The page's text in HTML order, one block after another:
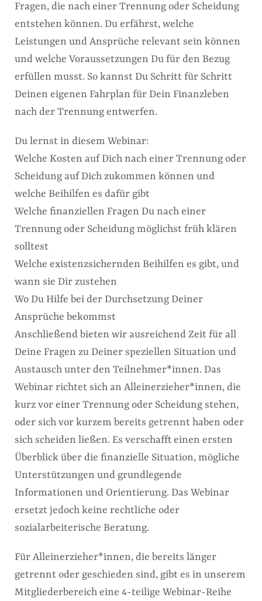
Fragen, die nach einer Trennung oder Scheidung
entstehen können. Du erfährst, welche
Leistungen und Ansprüche relevant sein können
und welche Voraussetzungen Du für den Bezug
erfüllen musst. So kannst Du Schritt für Schritt
Deinen eigenen Fahrplan für Dein Finanzleben
nach der Trennung entwerfen.
Du lernst in diesem Webinar:
Welche Kosten auf Dich nach einer Trennung oder
Scheidung auf Dich zukommen können und
welche Beihilfen es dafür gibt
Welche finanziellen Fragen Du nach einer
Trennung oder Scheidung möglichst früh klären
solltest
Welche existenzsichernden Beihilfen es gibt, und
wann sie Dir zustehen
Wo Du Hilfe bei der Durchsetzung Deiner
Ansprüche bekommst
Anschließend bieten wir ausreichend Zeit für all
Deine Fragen zu Deiner speziellen Situation und
Austausch unter den Teilnehmer*innen. Das
Webinar richtet sich an Alleinerzieher*innen, die
kurz vor einer Trennung oder Scheidung stehen,
oder sich vor kurzem bereits getrennt haben oder
sich scheiden ließen. Es verschafft einen ersten
Überblick über die finanzielle Situation, mögliche
Unterstützungen und grundlegende
Informationen und Orientierung. Das Webinar
ersetzt jedoch keine rechtliche oder
sozialarbeiterische Beratung.
Für Alleinerzieher*innen, die bereits länger
getrennt oder geschieden sind, gibt es in unserem
Mitgliederbereich eine 4-teilige Webinar-Reihe